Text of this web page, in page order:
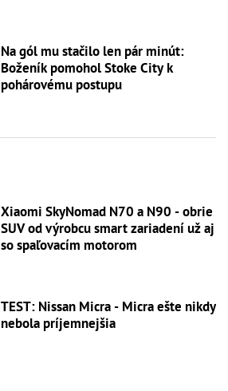
Na gól mu stačilo len pár minút:
Boženík pomohol Stoke City k
pohárovému postupu
Xiaomi SkyNomad N70 a N90 - obrie
SUV od výrobcu smart zariadení už aj
so spaľovacím motorom
TEST: Nissan Micra - Micra ešte nikdy
nebola príjemnejšia